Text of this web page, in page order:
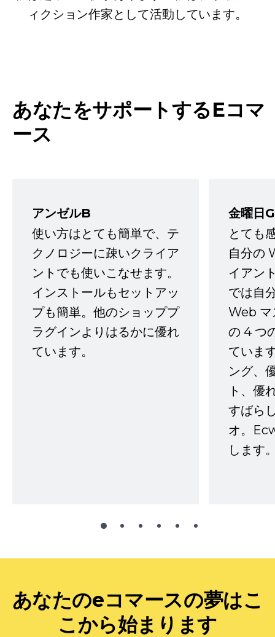
ィクション作家として活動しています。
あなたをサポートするEコマ
ース
アンゼルB
使い方はとても簡単で、テ
クノロジーに疎いクライア
ントでも使いこなせます。
インストールもセットアッ
プも簡単。他のショッププ
ラグインよりはるかに優れ
ています。
金曜日G
とても
自分の
イアン
では自
Web マ
の 4 つ
ていま
ング、
ト、優
すばら
オ。
します
あなたのeコマースの夢はこ
こから始まります